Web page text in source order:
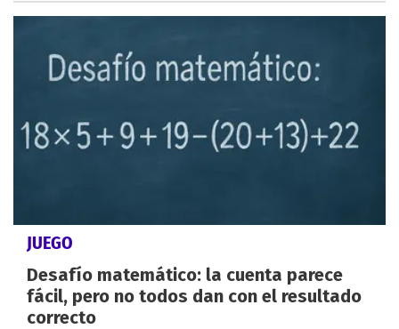
JUEGO
Desafío matemático: la cuenta parece
fácil, pero no todos dan con el resultado
correcto